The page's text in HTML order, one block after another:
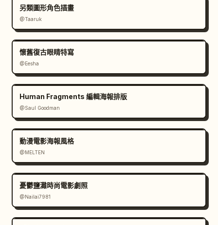
另類圖形角色插畫
@Taaruk
懷舊復古眼睛特寫
@Eesha
Human Fragments 編輯海報排版
@Saul Goodman
動漫電影海報風格
@MELTEN
憂鬱鹽灘時尚電影劇照
@Nailai7981